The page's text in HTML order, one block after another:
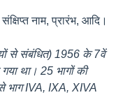
नाम, प्रारंभ, आदि।
से संबंधित) 1956 के 7वें
गया था। 25 भागों की
भाग IVA, IXA, XIVA